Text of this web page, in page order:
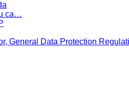
ca…
General Data Protection